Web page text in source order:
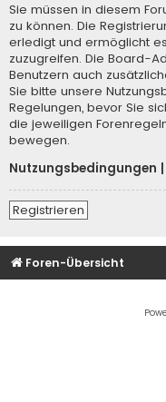
Sie müssen in diesem
zu können. Die
erledigt und ermöglicht
zuzugreifen. Die Board-
Benutzern auch
Sie bitte unsere
Regelungen, bevor Sie
die jeweiligen
bewegen.
Nutzungsbedingungen
Registrieren
Foren-Übersicht